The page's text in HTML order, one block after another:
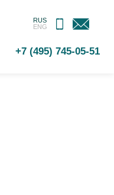
RUS
ENG
МОБИЛЬНОЕ
ПРИЛОЖЕНИЕ
ОБРАТНАЯ
СВЯЗЬ
+7 (495) 745-05-51